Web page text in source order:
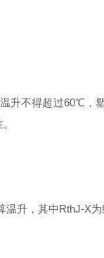
升不得超过60℃，
温升，其中RthJ-X